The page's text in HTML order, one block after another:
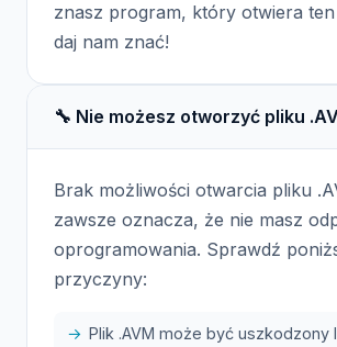
znasz program, który otwiera
daj nam znać!
🔧 Nie możesz otworzyć pliku
Brak możliwości otwarcia pliku
zawsze oznacza, że nie masz
oprogramowania. Sprawdź
przyczyny:
Plik .AVM może być uszkodzony